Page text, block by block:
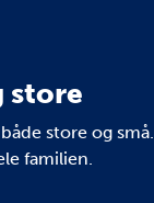
store
store og små.
familien.